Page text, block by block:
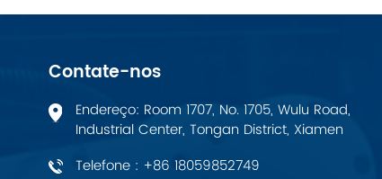
YORK
Xsens
7OCEAN
ANSON
Contate-nos
Endereço: Room 1707, No. 1705, Wulu Road,
Industrial Center, Tongan District, Xiamen
Telefone : +86 18059852749